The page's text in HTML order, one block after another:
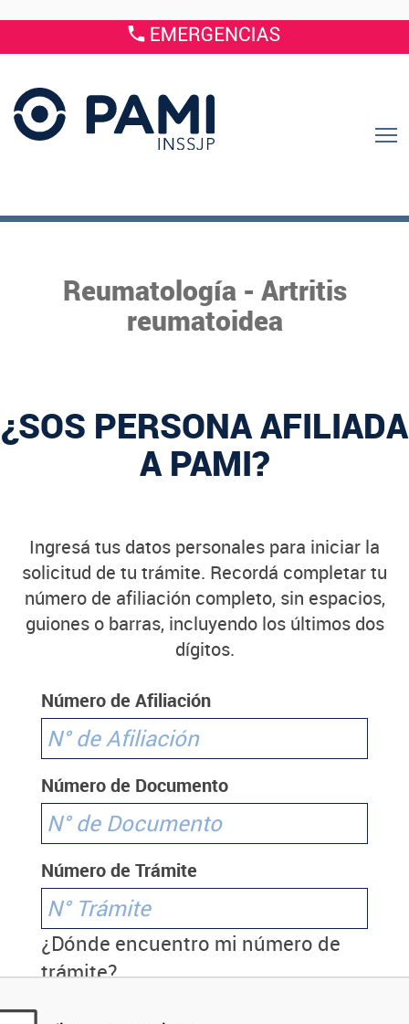
Reumatología - Artritis
reumatoidea
¿SOS PERSONA AFILIADA
A PAMI?
Ingresá tus datos personales para iniciar la
solicitud de tu trámite. Recordá completar tu
número de afiliación completo, sin espacios,
guiones o barras, incluyendo los últimos dos
dígitos.
Número de Afiliación
Número de Documento
Número de Trámite
¿Dónde encuentro mi número de
trámite?